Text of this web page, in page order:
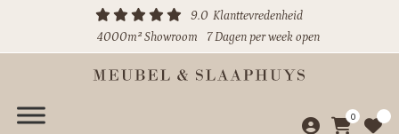
9.0 Klanttevredenheid
4000m² Showroom
7 Dagen per week open
0